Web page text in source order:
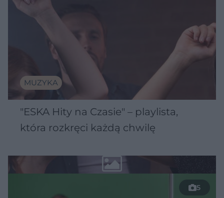
MUZYKA
"ESKA Hity na Czasie" – playlista,
która rozkręci każdą chwilę
5